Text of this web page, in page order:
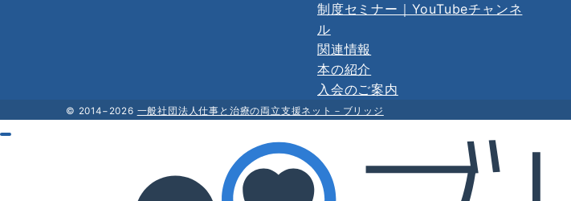
制度セミナー｜YouTubeチャンネ
ル
関連情報
本の紹介
入会のご案内
© 2014−2026 一般社団法人仕事と治療の両立支援ネット－ブリッジ